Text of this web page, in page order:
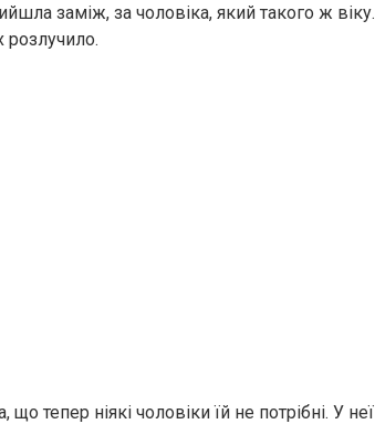
заміж, за чоловіка, який такого ж віку.
розлучило.
тепер ніякі чоловіки їй не потрібні. У неї